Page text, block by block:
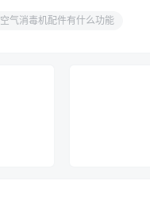
空气消毒机配件有什么功能